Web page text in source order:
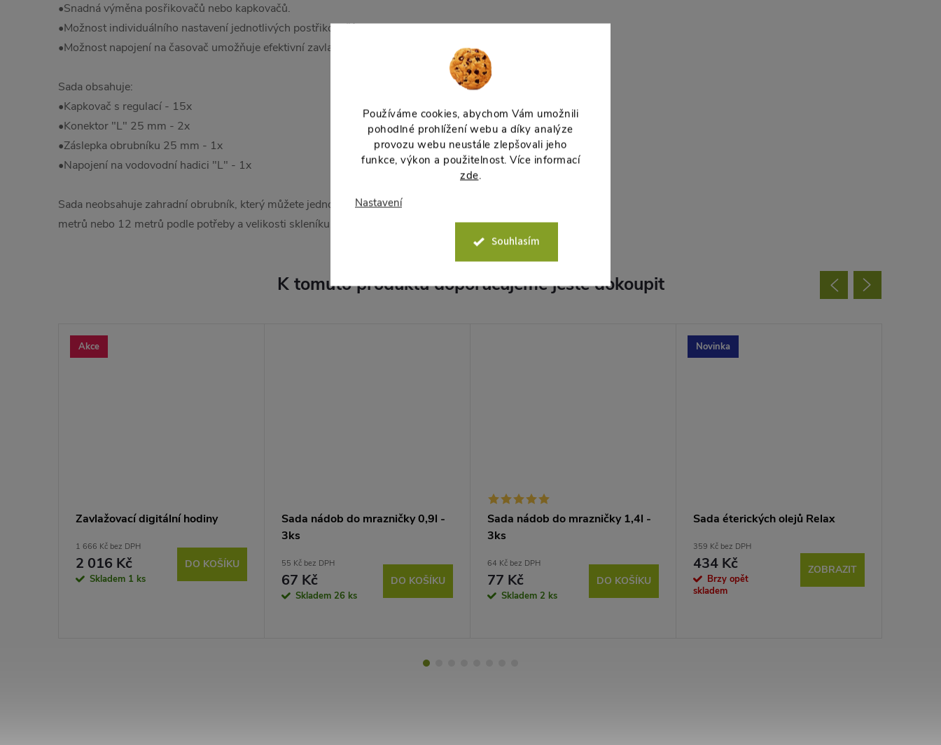
Používáme cookies, abychom Vám umožnili
pohodlné prohlížení webu a díky analýze
provozu webu neustále zlepšovali jeho
funkce, výkon a použitelnost. Více informací
zde.
Nastavení
Souhlasím
•Snadná výměna posřikovačů nebo kapkovačů.
•Možnost individuálního nastavení jednotlivých postřikovačů.
•Možnost napojení na časovač umožňuje efektivní zavlažování v noci nebo ráno.
Sada obsahuje:
•Kapkovač s regulací - 15x
•Konektor "L" 25 mm - 2x
•Záslepka obrubníku 25 mm - 1x
•Napojení na vodovodní hadici "L" - 1x
Sada neobsahuje zahradní obrubník, který můžete jednotlivě zakoupit v délce 6
metrů nebo 12 metrů podle potřeby a velikosti skleníku.
K tomuto produktu doporučujeme ještě dokoupit
Akce
Zavlažovací digitální hodiny
1 666 Kč bez DPH
2 016 Kč
Skladem 1 ks
DO KOŠÍKU
Sada nádob do mrazničky 0,9l -
3ks
55 Kč bez DPH
67 Kč
Skladem 26 ks
DO KOŠÍKU
Sada nádob do mrazničky 1,4l -
3ks
64 Kč bez DPH
77 Kč
Skladem 2 ks
DO KOŠÍKU
Novinka
Sada éterických olejů Relax
359 Kč bez DPH
434 Kč
Brzy opět
skladem
ZOBRAZIT